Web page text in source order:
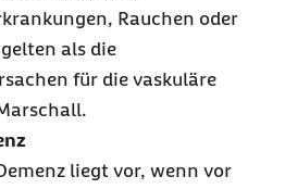
Rauchen oder
als die
für die vaskuläre
liegt vor, wenn vor